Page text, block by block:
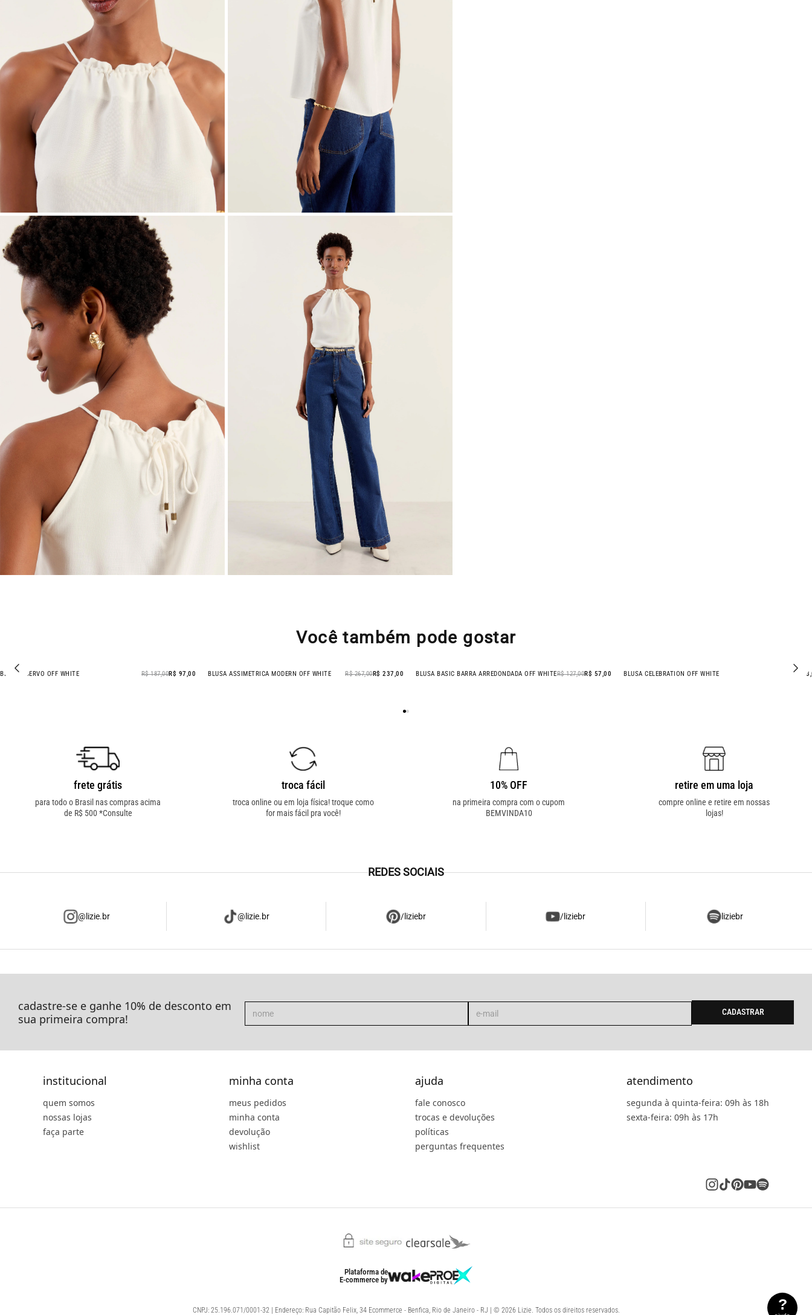
Você também pode gostar
- 48% OFF
BLUSA ACERVO OFF WHITE R$ 187,00R$ 97,00 - 11% OFF
BLUSA ASSIMETRICA MODERN OFF WHITE R$ 267,00R$ 237,00 - 55% OFF
BLUSA BASIC BARRA ARREDONDADA OFF WHITER$ 127,00R$ 57,00 BLUSA CELEBRATION OFF WHITE R$
frete grátis
para todo o Brasil nas compras acima
de R$ 500 *Consulte
troca fácil
troca online ou em loja física! troque como
for mais fácil pra você!
10% OFF
na primeira compra com o cupom
BEMVINDA10
retire em uma loja
compre online e retire em nossas
lojas!
REDES SOCIAIS
@lizie.br @lizie.br /liziebr /liziebr liziebr
cadastre-se e ganhe 10% de desconto em
sua primeira compra!
CADASTRAR
institucional
quem somos
nossas lojas
faça parte
minha conta
meus pedidos
minha conta
devolução
wishlist
ajuda
fale conosco
trocas e devoluções
políticas
perguntas frequentes
atendimento
segunda à quinta-feira: 09h às 18h
sexta-feira: 09h às 17h
Plataforma de
E-commerce by
CNPJ: 25.196.071/0001-32 | Endereço: Rua Capitão Felix, 34 Ecommerce - Benfica, Rio de Janeiro - RJ | © 2026 Lizie. Todos os direitos reservados. ?